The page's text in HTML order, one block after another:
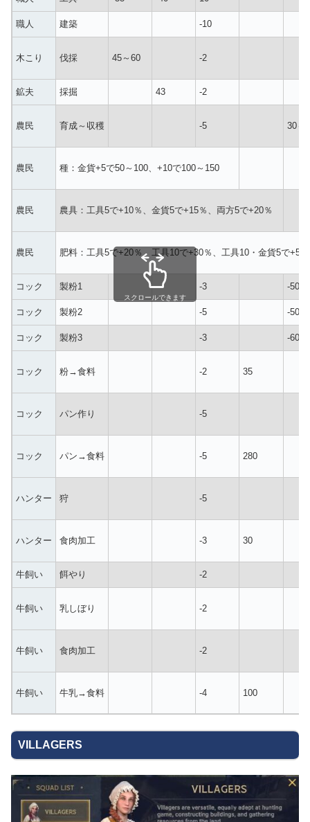
職人 建築 -10
木こり 伐採 45～60 -2
鉱夫 採掘 43 -2
農民 育成～収穫 -5 30～
農民 種：金貨+5で50～100、+10で100～150
農民 農具：工具5で+10％、金貨5で+15％、両方5で+20％
農民 肥料：工具5で+20％、工具10で+30％、工具10・金貨5で+50
コック 製粉1 -3 -50
コック 製粉2 -5 -50
コック 製粉3 -3 -60
コック 粉→食料 -2 35
コック パン作り -5
コック パン→食料 -5 280
ハンター 狩 -5
ハンター 食肉加工 -3 30
牛飼い 餌やり -2
牛飼い 乳しぼり -2
牛飼い 食肉加工 -2
牛飼い 牛乳→食料 -4 100
スクロールできます
VILLAGERS